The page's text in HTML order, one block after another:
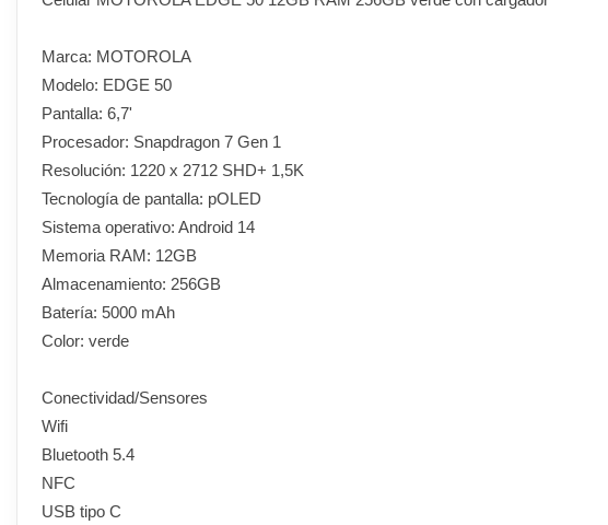
Marca: MOTOROLA
Modelo: EDGE 50
Pantalla: 6,7'
Procesador: Snapdragon 7 Gen 1
Resolución: 1220 x 2712 SHD+ 1,5K
Tecnología de pantalla: pOLED
Sistema operativo: Android 14
Memoria RAM: 12GB
Almacenamiento: 256GB
Batería: 5000 mAh
Color: verde
Conectividad/Sensores
Wifi
Bluetooth 5.4
NFC
USB tipo C